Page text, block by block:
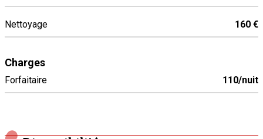
Nettoyage 160 €
Charges
Forfaitaire 110/nuit